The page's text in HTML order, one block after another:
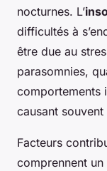
nocturnes. L’
difficultés à
être due au
parasomnies,
comportements
causant souvent
Facteurs
comprennent